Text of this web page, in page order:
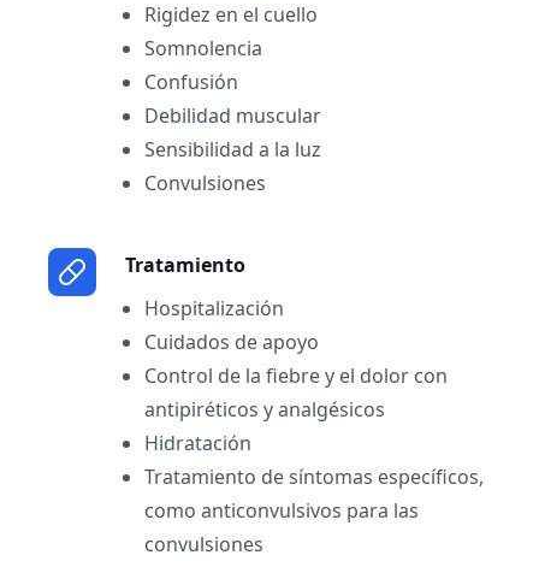
Rigidez en el cuello
Somnolencia
Confusión
Debilidad muscular
Sensibilidad a la luz
Convulsiones
Tratamiento
Hospitalización
Cuidados de apoyo
Control de la fiebre y el dolor con
antipiréticos y analgésicos
Hidratación
Tratamiento de síntomas específicos,
como anticonvulsivos para las
convulsiones